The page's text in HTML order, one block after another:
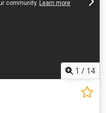
1 / 14